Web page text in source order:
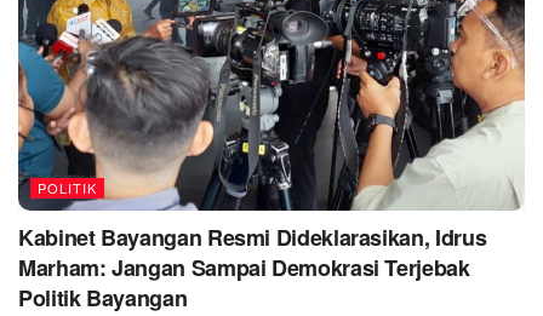
POLITIK
Kabinet Bayangan Resmi Dideklarasikan, Idrus
Marham: Jangan Sampai Demokrasi Terjebak
Politik Bayangan